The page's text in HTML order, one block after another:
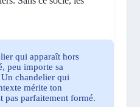
qui apparaît hors
peu importe sa
chandelier qui
mérite ton
pas parfaitement formé.